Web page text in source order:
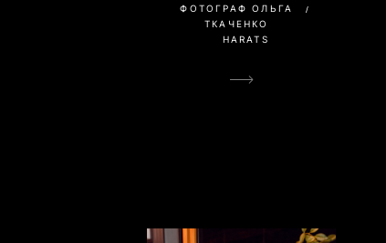
ФОТОГРАФ ОЛЬГА
ТКАЧЕНКО
HARATS